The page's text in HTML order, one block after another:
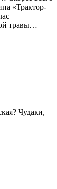
«Трактор-
травы…
Чудаки,